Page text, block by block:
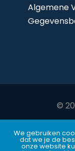
Algemene
©
We gebruiken
dat we je de
onze website